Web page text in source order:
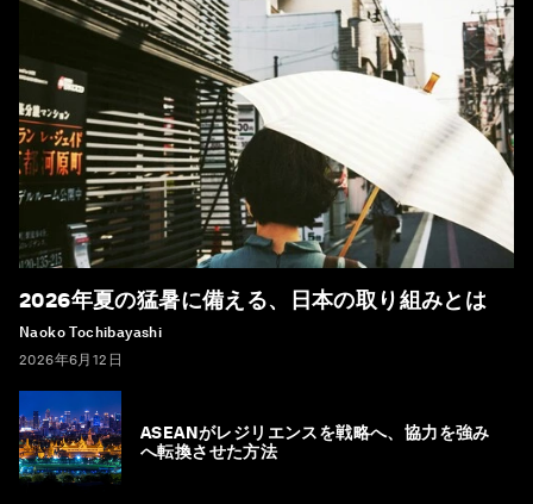
2026年夏の猛暑に備える、日本の取り組みとは
Naoko Tochibayashi
2026年6月12日
ASEANがレジリエンスを戦略へ、協力を強み
へ転換させた方法